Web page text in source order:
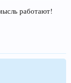
с полезным.
быть
манера
и
работают!